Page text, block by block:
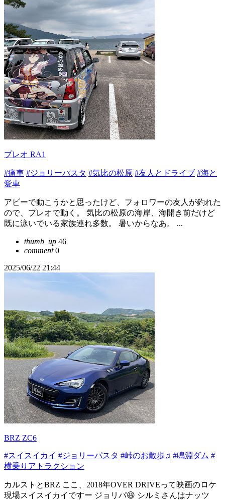
プレオ RA1
#痛車 #ジョリーパスタ #気比の松原 #友人とドライブ #海と
愛車
アビーで動こうかと思ったけど、フォロワーの友人が釣れた
ので、プレオで動く。 気比の松原の海岸、海開き前だけど
既に泳いでいる家族連れ多数。 暑いからなあ。 ...
thumb_up 46
comment0
2025/06/22 21:44
BRZ ZC6
#スイスイカイ #ジョリーパスタ #峠のお散歩♫ #鳴淵ダム #
横乗りアトラクション
カルストとBRZ ここ、2018年OVER DRIVEって映画のロケ
現場スイスイカイですー ジョリパ😆 シルミさんはナッツ